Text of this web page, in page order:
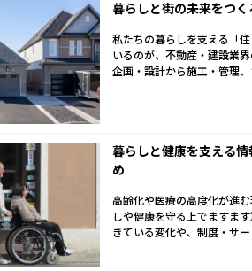
暮らしと街の未来をつ
私たちの暮らしを支える「
いるのが、不動産・建設業
企画・設計から施工・管理、
暮らしと健康を支える
め
高齢化や医療の高度化が進
しや健康を守る上でますま
きている変化や、制度・サ